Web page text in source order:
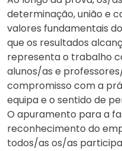
determinação, união e
valores fundamentais
que os resultados
representa o trabalho
alunos/as e
compromisso com a
equipa e o sentido de
O apuramento para a
reconhecimento do
todos/as os/as